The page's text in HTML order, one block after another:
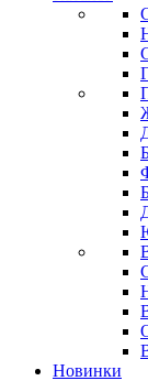
Новинки